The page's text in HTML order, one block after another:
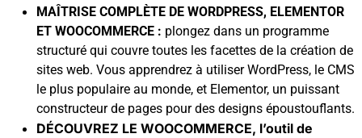
MAÎTRISE COMPLÈTE DE WORDPRESS, ELEMENTOR
ET WOOCOMMERCE : plongez dans un programme
structuré qui couvre toutes les facettes de la création de
sites web. Vous apprendrez à utiliser WordPress, le CMS
le plus populaire au monde, et Elementor, un puissant
constructeur de pages pour des designs époustouflants.
DÉCOUVREZ LE WOOCOMMERCE, l’outil de